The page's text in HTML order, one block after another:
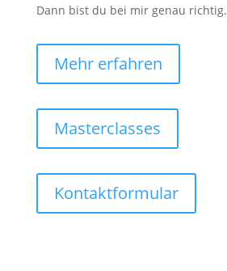
Dann bist du bei mir genau richtig.
Mehr erfahren
Masterclasses
Kontaktformular